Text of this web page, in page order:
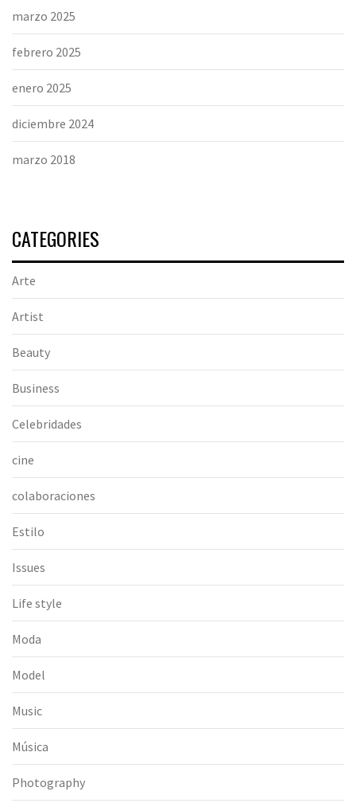
marzo 2025
febrero 2025
enero 2025
diciembre 2024
marzo 2018
CATEGORIES
Arte
Artist
Beauty
Business
Celebridades
cine
colaboraciones
Estilo
Issues
Life style
Moda
Model
Music
Música
Photography